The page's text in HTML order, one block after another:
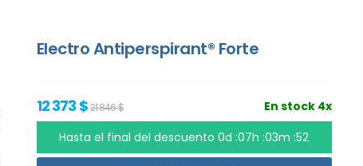
Electro Antiperspirant® Forte
En stock 4x
12 373 $21 846 $
Hasta el final del descuento 0d :07h :03m :50